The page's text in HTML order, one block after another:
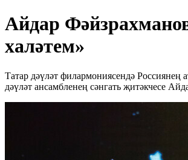
Айдар
халәтем»
Татар дәүләт филармониясендә Россиянең
дәүләт ансамбленең сәнгать җитәкчесе